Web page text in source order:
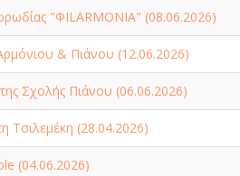
"ΦILARMONIA" (08.06.2026)
& Πιάνου (12.06.2026)
Σχολής Πιάνου (06.06.2026)
Τσιλεμέκη (28.04.2026)
(04.06.2026)